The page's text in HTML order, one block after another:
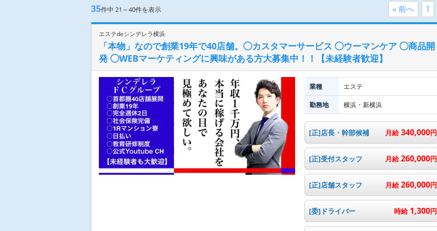
35件中 21～40件を表示 « 前へ 1
エステdeシンデレラ横浜
「本物」なので創業19年で40店舗。◯カスタマーサービス ◯ウーマンケア ◯商品開
発 ◯WEBマーケティングに興味がある方大募集中！！【未経験者歓迎】
業種 エステ
勤務地 横浜・新横浜
[正]店長・幹部候補 月給340,000円
[正]受付スタッフ 月給260,000円
[正]店舗スタッフ 月給260,000円
[委]ドライバー 時給 1,300円